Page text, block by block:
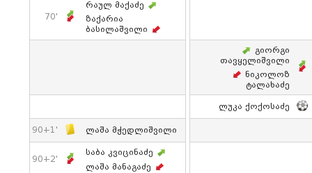
70'
Რაულ Მაქაძე
Ზაქარია
Ბასილაშვილი
Გიორგი
Თავყელიშვილი
Ნიკოლოზ
Ტალახაძე
Ლუკა Ქოქოსაძე
90+1' Ლაშა Მჭედლიშვილი
90+2'
Საბა Კვიცინაძე
Ლაშა Მანაგაძე